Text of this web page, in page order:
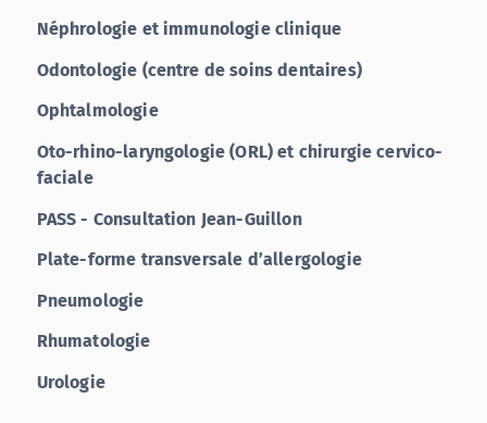
Néphrologie et immunologie clinique
Odontologie (centre de soins dentaires)
Ophtalmologie
Oto-rhino-laryngologie (ORL) et chirurgie cervico-
faciale
PASS - Consultation Jean-Guillon
Plate-forme transversale d’allergologie
Pneumologie
Rhumatologie
Urologie